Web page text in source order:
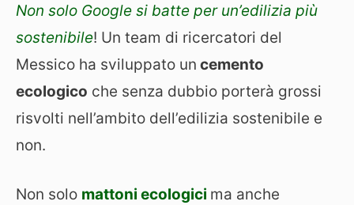
Non solo Google si batte per un’edilizia più
sostenibile! Un team di ricercatori del
Messico ha sviluppato un cemento
ecologico che senza dubbio porterà grossi
risvolti nell’ambito dell’edilizia sostenibile e
non.
Non solo mattoni ecologici ma anche